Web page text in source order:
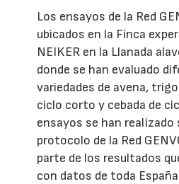
Los ensayos de la Red
ubicados en la Finca
NEIKER en la Llanada
donde se han evaluado
variedades de avena,
ciclo corto y cebada de
ensayos se han realizado
protocolo de la Red
parte de los resultados
con datos de toda